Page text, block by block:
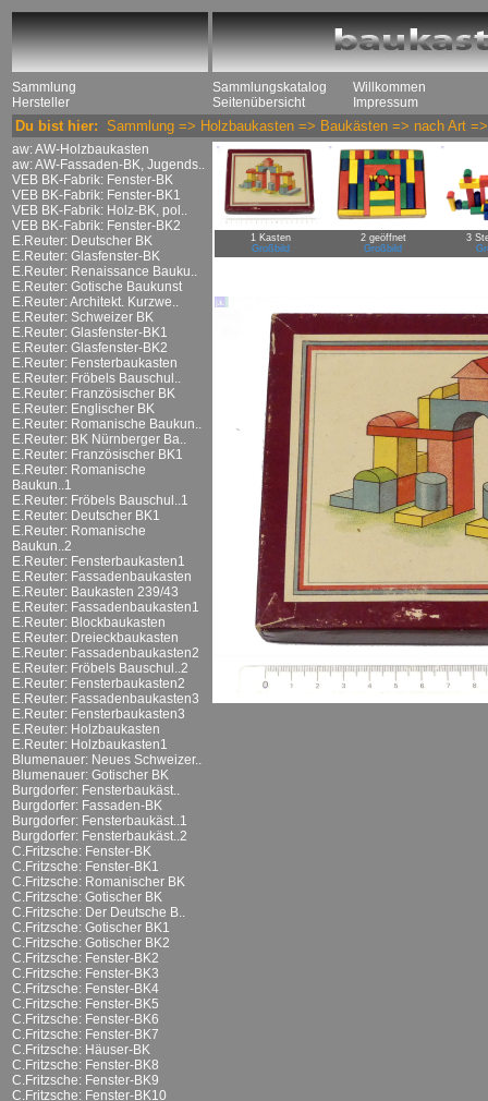
Sammlung
Hersteller
Sammlungskatalog
Seitenübersicht
Willkommen
Impressum
Du bist hier: Sammlung => Holzbaukasten => Baukästen => nach Art
aw: AW-Holzbaukasten
aw: AW-Fassaden-BK, Jugends..
VEB BK-Fabrik: Fenster-BK
VEB BK-Fabrik: Fenster-BK1
VEB BK-Fabrik: Holz-BK, pol..
VEB BK-Fabrik: Fenster-BK2
E.Reuter: Deutscher BK
E.Reuter: Glasfenster-BK
E.Reuter: Renaissance Bauku..
E.Reuter: Gotische Baukunst
E.Reuter: Architekt. Kurzwe..
E.Reuter: Schweizer BK
E.Reuter: Glasfenster-BK1
E.Reuter: Glasfenster-BK2
E.Reuter: Fensterbaukasten
E.Reuter: Fröbels Bauschul..
E.Reuter: Französischer BK
E.Reuter: Englischer BK
E.Reuter: Romanische Baukun..
E.Reuter: BK Nürnberger Ba..
E.Reuter: Französischer BK1
E.Reuter: Romanische
Baukun..1
E.Reuter: Fröbels Bauschul..1
E.Reuter: Deutscher BK1
E.Reuter: Romanische
Baukun..2
E.Reuter: Fensterbaukasten1
E.Reuter: Fassadenbaukasten
E.Reuter: Baukasten 239/43
E.Reuter: Fassadenbaukasten1
E.Reuter: Blockbaukasten
E.Reuter: Dreieckbaukasten
E.Reuter: Fassadenbaukasten2
E.Reuter: Fröbels Bauschul..2
E.Reuter: Fensterbaukasten2
E.Reuter: Fassadenbaukasten3
E.Reuter: Fensterbaukasten3
E.Reuter: Holzbaukasten
E.Reuter: Holzbaukasten1
Blumenauer: Neues Schweizer..
Blumenauer: Gotischer BK
Burgdorfer: Fensterbaukäst..
Burgdorfer: Fassaden-BK
Burgdorfer: Fensterbaukäst..1
Burgdorfer: Fensterbaukäst..2
C.Fritzsche: Fenster-BK
C.Fritzsche: Fenster-BK1
C.Fritzsche: Romanischer BK
C.Fritzsche: Gotischer BK
C.Fritzsche: Der Deutsche B..
C.Fritzsche: Gotischer BK1
C.Fritzsche: Gotischer BK2
C.Fritzsche: Fenster-BK2
C.Fritzsche: Fenster-BK3
C.Fritzsche: Fenster-BK4
C.Fritzsche: Fenster-BK5
C.Fritzsche: Fenster-BK6
C.Fritzsche: Fenster-BK7
C.Fritzsche: Häuser-BK
C.Fritzsche: Fenster-BK8
C.Fritzsche: Fenster-BK9
C.Fritzsche: Fenster-BK10
1 Kasten
Großbild
2 geöffnet
Großbild
3